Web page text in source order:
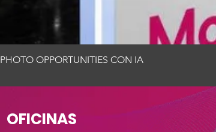
PHOTO OPPORTUNITIES CON IA
OFICINAS